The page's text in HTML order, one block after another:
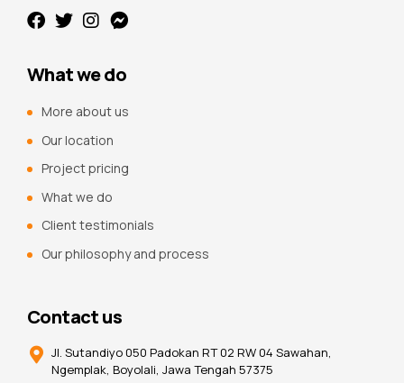
What we do
More about us
Our location
Project pricing
What we do
Client testimonials
Our philosophy and process
Contact us
Jl. Sutandiyo 050 Padokan RT 02 RW 04 Sawahan,
Ngemplak, Boyolali, Jawa Tengah 57375